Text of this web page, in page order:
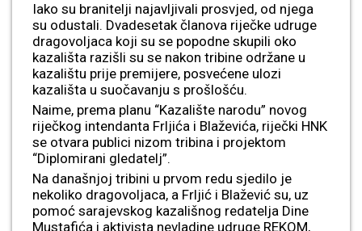
Iako su branitelji najavljivali prosvjed, od njega
su odustali. Dvadesetak članova riječke udruge
dragovoljaca koji su se popodne skupili oko
kazališta razišli su se nakon tribine održane u
kazalištu prije premijere, posvećene ulozi
kazališta u suočavanju s prošlošću.
Naime, prema planu “Kazalište narodu” novog
riječkog intendanta Frljića i Blaževića, riječki HNK
se otvara publici nizom tribina i projektom
“Diplomirani gledatelj”.
Na današnjoj tribini u prvom redu sjedilo je
nekoliko dragovoljaca, a Frljić i Blažević su, uz
pomoć sarajevskog kazališnog redatelja Dine
Mustafića i aktivista nevladine udruge REKOM,